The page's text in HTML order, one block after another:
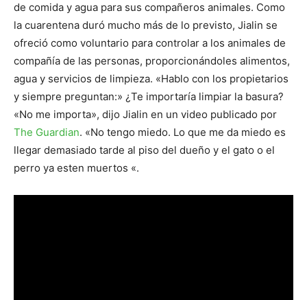
de comida y agua para sus compañeros animales. Como
la cuarentena duró mucho más de lo previsto, Jialin se
ofreció como voluntario para controlar a los animales de
compañía de las personas, proporcionándoles alimentos,
agua y servicios de limpieza. «Hablo con los propietarios
y siempre preguntan:» ¿Te importaría limpiar la basura?
«No me importa», dijo Jialin en un video publicado por
The Guardian. «No tengo miedo. Lo que me da miedo es
llegar demasiado tarde al piso del dueño y el gato o el
perro ya esten muertos «.